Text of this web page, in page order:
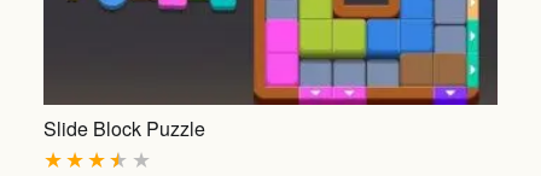
Slide Block Puzzle
★
★
★
★
★